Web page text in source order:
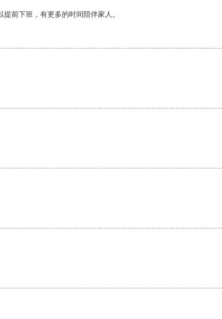
前下班，有更多的时间陪伴家人。